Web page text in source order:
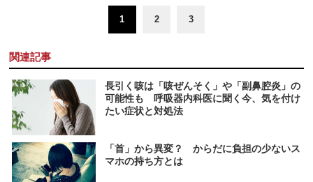
1 2 3
関連記事
長引く咳は「咳ぜんそく」や「副鼻腔炎」の
可能性も 呼吸器内科医に聞く今、気を付け
たい症状と対処法
「首」から異変？ からだに負担の少ないス
マホの持ち方とは